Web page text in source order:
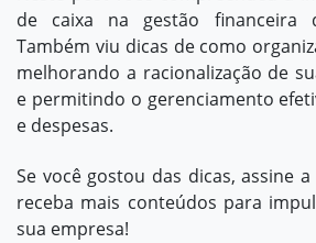
de caixa na gestão financeira
Também viu dicas de como
melhorando a racionalização de
e permitindo o gerenciamento
e despesas.
Se você gostou das dicas, assine
receba mais conteúdos para
sua empresa!